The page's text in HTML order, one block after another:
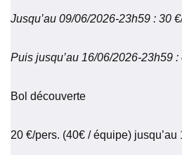
Jusqu’au 09/06/2026-23h59 : 30
Puis jusqu’au 16/06/2026-23h59 :
Bol découverte
20 €/pers. (40€ / équipe)